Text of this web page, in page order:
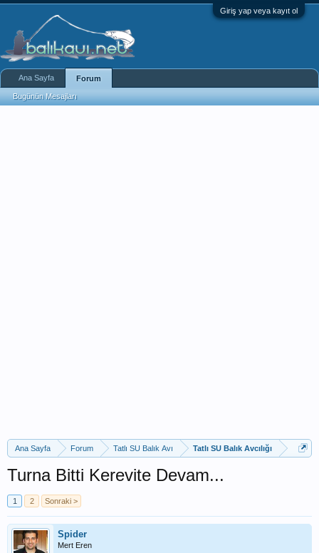
Giriş yap veya kayıt ol
Ana Sayfa Forum Tatlı SU Balık Avı Tatlı SU Balık Avcılığı
Turna Bitti Kerevite Devam...
1 2 Sonraki >
Spider
Mert Eren
Ana Sayfa Forum
Bugünün Mesajları